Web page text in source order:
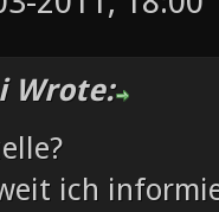
Wrote:
ich